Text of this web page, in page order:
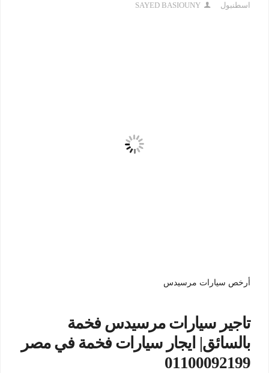
اسطنبول
SAYED BASIOUNY
أرخص سيارات مرسيدس
تاجير سيارات مرسيدس فخمة
بالسائق| ايجار سيارات فخمة في مصر
01100092199